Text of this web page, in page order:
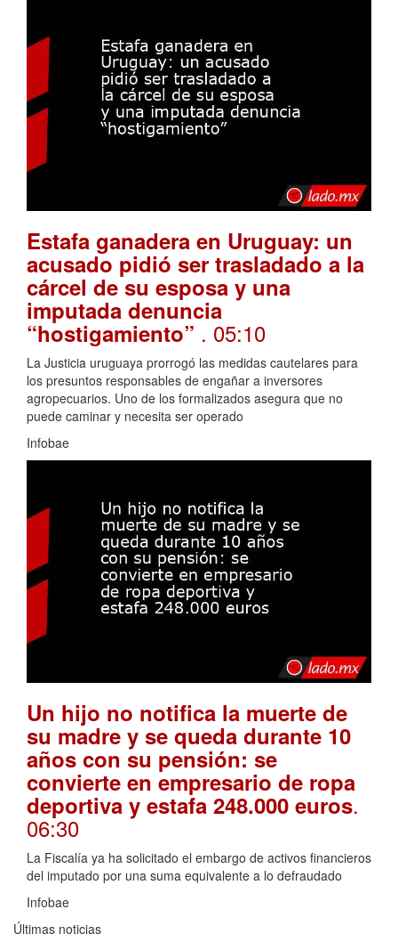
Estafa ganadera en Uruguay: un
acusado pidió ser trasladado a la
cárcel de su esposa y una
imputada denuncia
“hostigamiento” . 05:10
La Justicia uruguaya prorrogó las medidas cautelares para
los presuntos responsables de engañar a inversores
agropecuarios. Uno de los formalizados asegura que no
puede caminar y necesita ser operado
Infobae
Un hijo no notifica la muerte de
su madre y se queda durante 10
años con su pensión: se
convierte en empresario de ropa
deportiva y estafa 248.000 euros.
06:30
La Fiscalía ya ha solicitado el embargo de activos financieros
del imputado por una suma equivalente a lo defraudado
Infobae
Últimas noticias